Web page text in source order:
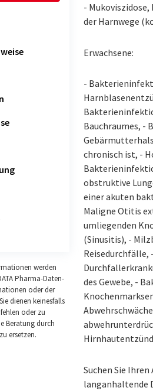
werden
Pharma-Daten-
oder der
dienen keinesfalls
oder zu
Beratung durch
ersetzen.
-
der Harnwege
Erwachsene:
-
Bauchraumes, -
chronisch ist, -
obstruktive
einer akuten
Maligne Otitis
umliegenden
(Sinusitis), -
des Gewebe, -
Suchen Sie
langanhaltende